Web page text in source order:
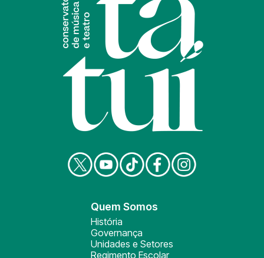
Quem Somos
História
Governança
Unidades e Setores
Regimento Escolar